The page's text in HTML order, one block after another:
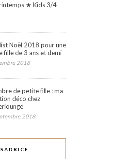
★ Kids 3/4
Noël 2018 pour une
fille de 3 ans et demi
2018
de petite fille : ma
déco chez
2018